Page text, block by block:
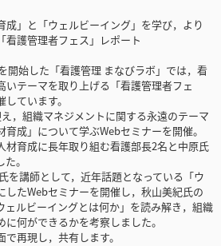
」と「ウェルビーイング」を学び，より
護管理者フェス」レポート
開始した「看護管理 まなびラボ」では，看
いテーマを取り上げる「看護管理者フェ
ています。
，組織マネジメントに関する永遠のテーマ
成」について学ぶWebセミナーを開催。
材育成に長年取り組む看護部長2名と中原氏
。
を講師として，近年話題となっている「ウ
したWebセミナーを開催し，秋山美紀氏の
ェルビーイングとは何か」を読み解き，組織
何ができるかを考察しました。
再現し，共有します。